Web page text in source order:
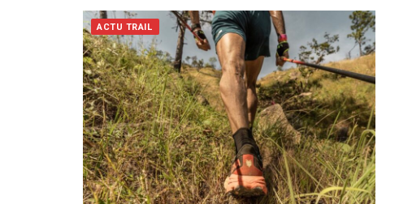
ACTU TRAIL